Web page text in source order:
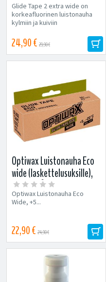
Glide Tape 2 extra wide on
korkeafluorinen luistonauha
kylmiin ja kuiviin
Optiwaxin...
24,90 € 29,90 €
Optiwax Luistonauha Eco
wide (laskettelusuksille),
+5...-20°C
Optiwax Luistonauha Eco
Wide, +5...
22,90 € 24,90 €